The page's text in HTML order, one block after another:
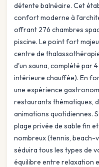
détente balnéaire. Cet
confort moderne à
offrant 276 chambres
piscine. Le point fort
centre de
d'un sauna, complété par
intérieure chauffée). En
une expérience
restaurants thématiques,
animations quotidiennes.
plage privée de sable fin
nombreux (tennis, beach-
séduira tous les types de
équilibre entre relaxation